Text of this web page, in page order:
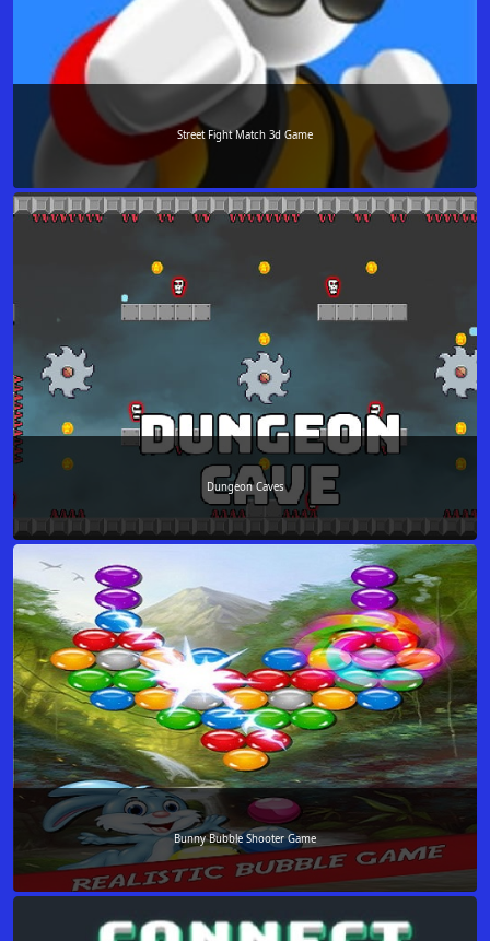
Street Fight Match 3d Game
Dungeon Caves
Bunny Bubble Shooter Game